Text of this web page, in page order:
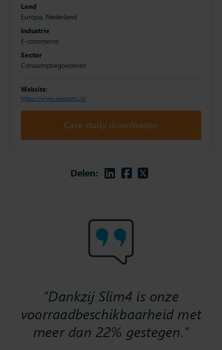
"Dankzij Slim4 is onze
voorraadbeschikbaarheid met
meer dan 22% gestegen."
Land
Europa, Nederland
Industrie
E-commerce
Sector
Consumptiegoederen
Website:
https://www.medpets.nl/
Case study downloaden
Delen: Linkedin
Facebook
Twitter